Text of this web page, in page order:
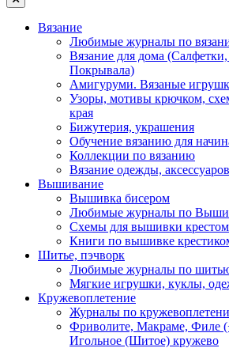
Вязание
Любимые журналы по
Вязание для дома
Покрывала)
Амигуруми. Вязаные
Узоры, мотивы крючком,
края
Бижутерия, украшения
Обучение вязанию для
Коллекции по вязанию
Вязание одежды, аксессуаров
Вышивание
Вышивка бисером
Любимые журналы по
Схемы для вышивки крестом
Книги по вышивке
Шитье, пэчворк
Любимые журналы по
Мягкие игрушки, куклы,
Кружевоплетение
Журналы по
Фриволите, Макраме, Филе
Игольное (Шитое) кружево